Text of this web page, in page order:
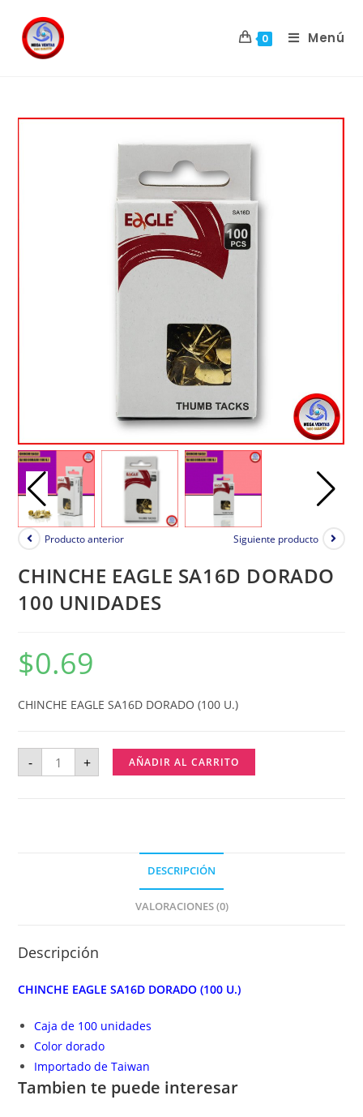
0 Menú
Producto anterior Siguiente producto
CHINCHE EAGLE SA16D DORADO
100 UNIDADES
$0.69
CHINCHE EAGLE SA16D DORADO (100 U.)
- + AÑADIR AL CARRITO
DESCRIPCIÓN
VALORACIONES (0)
Descripción
CHINCHE EAGLE SA16D DORADO (100 U.)
Caja de 100 unidades
Color dorado
Importado de Taiwan
Tambien te puede interesar